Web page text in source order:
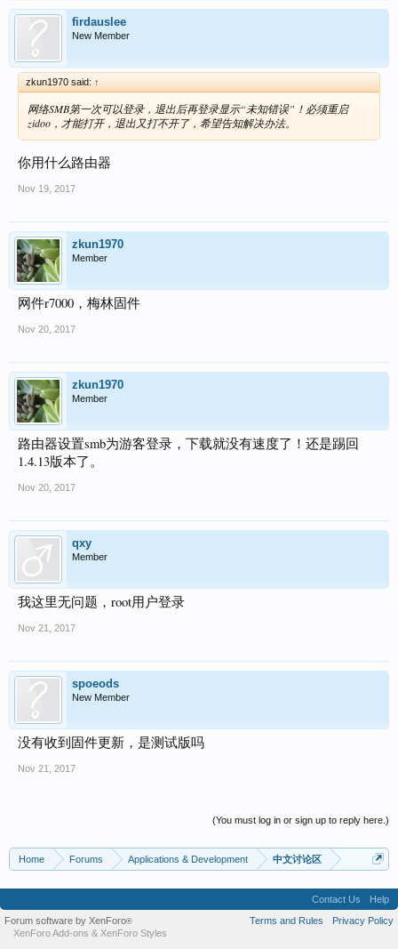
firdauslee
New Member
zkun1970 said: ↑
网络SMB第一次可以登录，退出后再登录显示“未知错误”！必须重启
zidoo，才能打开，退出又打不开了，希望告知解决办法。
你用什么路由器
Nov 19, 2017
zkun1970
Member
网件r7000，梅林固件
Nov 20, 2017
zkun1970
Member
路由器设置smb为游客登录，下载就没有速度了！还是踢回
1.4.13版本了。
Nov 20, 2017
qxy
Member
我这里无问题，root用户登录
Nov 21, 2017
spoeods
New Member
没有收到固件更新，是测试版吗
Nov 21, 2017
(You must log in or sign up to reply here.)
Home Forums Applications & Development 中文讨论区
Contact Us
Help
Terms and Rules
Privacy Policy
Forum software by XenForo®
XenForo Add-ons & XenForo Styles